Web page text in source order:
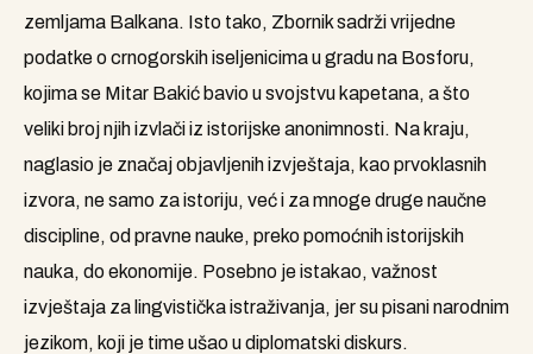
zemljama Balkana. Isto tako, Zbornik sadrži vrijedne
podatke o crnogorskih iseljenicima u gradu na Bosforu,
kojima se Mitar Bakić bavio u svojstvu kapetana, a što
veliki broj njih izvlači iz istorijske anonimnosti. Na kraju,
naglasio je značaj objavljenih izvještaja, kao prvoklasnih
izvora, ne samo za istoriju, već i za mnoge druge naučne
discipline, od pravne nauke, preko pomoćnih istorijskih
nauka, do ekonomije. Posebno je istakao, važnost
izvještaja za lingvistička istraživanja, jer su pisani narodnim
jezikom, koji je time ušao u diplomatski diskurs.